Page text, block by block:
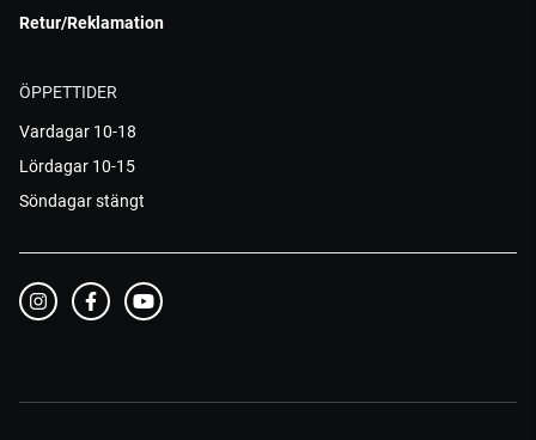
Retur/Reklamation
ÖPPETTIDER
Vardagar 10-18
Lördagar 10-15
Söndagar stängt